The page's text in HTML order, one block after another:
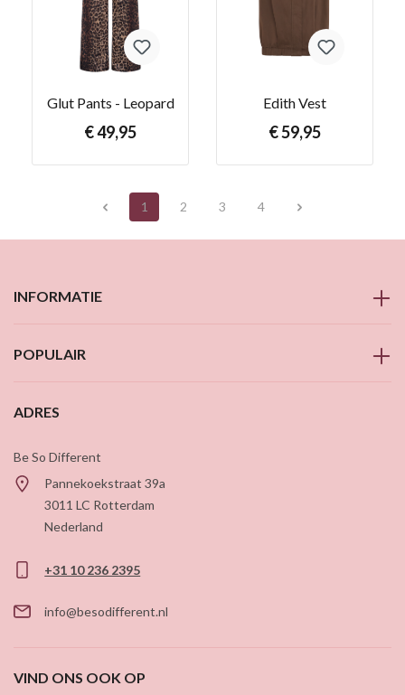
Glut Pants - Leopard
€ 49,95
Edith Vest
€ 59,95
1 2 3 4
INFORMATIE
POPULAIR
ADRES
Be So Different
Pannekoekstraat 39a
3011 LC Rotterdam
Nederland
+31 10 236 2395
info@besodifferent.nl
VIND ONS OOK OP